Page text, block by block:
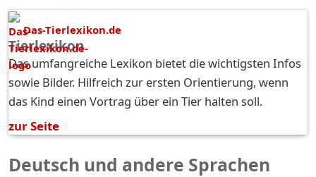
Das-Tierlexikon.de
Tierlexikon
Das umfangreiche Lexikon bietet die wichtigsten Infos
sowie Bilder. Hilfreich zur ersten Orientierung, wenn
das Kind einen Vortrag über ein Tier halten soll.
zur Seite
Deutsch und andere Sprachen